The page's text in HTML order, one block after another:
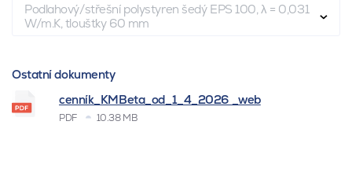
Podlahový/střešní polystyren šedý EPS 100, λ = 0,031
W/m.K, tloušťky 60 mm
Ostatní dokumenty
cenník_KMBeta_od_1_4_2026 _web
PDF 10.38 MB